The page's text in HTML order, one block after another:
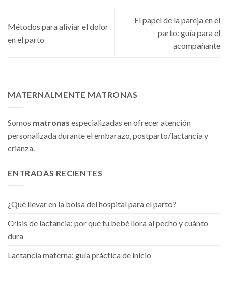
Métodos para aliviar el dolor
en el parto
El papel de la pareja en el
parto: guía para el
acompañante
MATERNALMENTE MATRONAS
Somos matronas especializadas en ofrecer atención
personalizada durante el embarazo, postparto/lactancia y
crianza.
ENTRADAS RECIENTES
¿Qué llevar en la bolsa del hospital para el parto?
Crisis de lactancia: por qué tu bebé llora al pecho y cuánto
dura
Lactancia materna: guía práctica de inicio